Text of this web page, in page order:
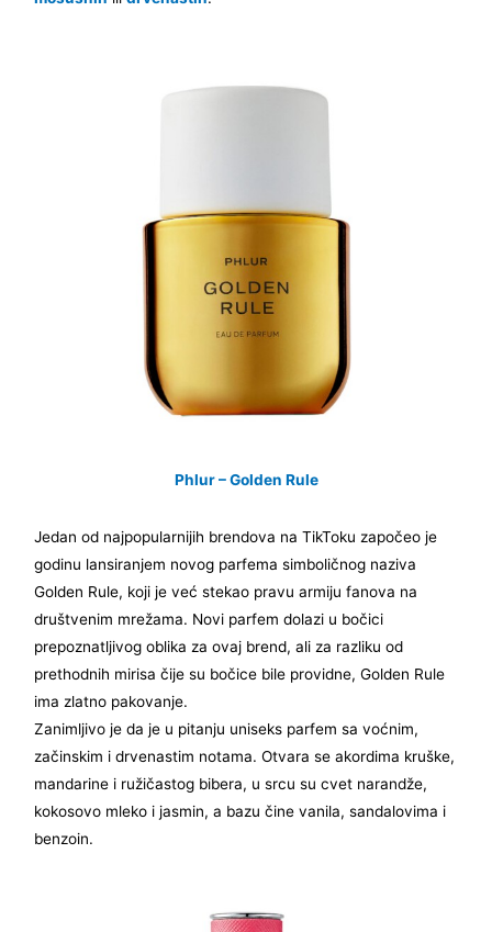
Phlur – Golden Rule
Jedan od najpopularnijih brendova na TikToku započeo je
godinu lansiranjem novog parfema simboličnog naziva
Golden Rule, koji je već stekao pravu armiju fanova na
društvenim mrežama. Novi parfem dolazi u bočici
prepoznatljivog oblika za ovaj brend, ali za razliku od
prethodnih mirisa čije su bočice bile providne, Golden Rule
ima zlatno pakovanje.
Zanimljivo je da je u pitanju uniseks parfem sa voćnim,
začinskim i drvenastim notama. Otvara se akordima kruške,
mandarine i ružičastog bibera, u srcu su cvet narandže,
kokosovo mleko i jasmin, a bazu čine vanila, sandalovima i
benzoin.